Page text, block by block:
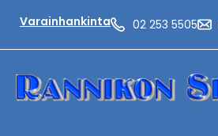
Varainhankinta 02 253 5505